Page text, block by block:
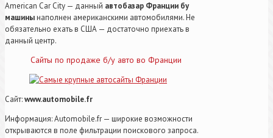
American Car City — данный автобазар Франции бу
машинынаполнен американскими автомобилями. Не
обязательно ехать в США — достаточно приехать в
данный центр.
Сайты по продаже б/у авто во Франции
Сайт:www.automobile.fr
Информация: Automobile.fr — широкие возможности
открываются в поле фильтрации поискового запроса.